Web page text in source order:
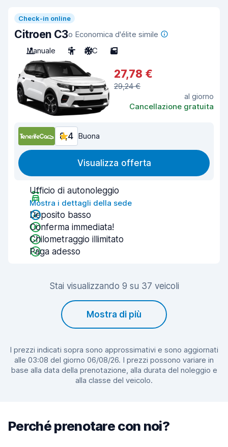
Check-in online
Citroen C3o Economica d'élite simile
Manuale
5 A/C 5
27,78 €
29,24 €
al giorno
Cancellazione gratuita
8,4 Buona
Visualizza offerta
Ufficio di autonoleggio
Mostra i dettagli della sede
Deposito basso
Conferma immediata!
Chilometraggio illimitato
Paga adesso
Stai visualizzando 9 su 37 veicoli
Mostra di più
I prezzi indicati sopra sono approssimativi e sono aggiornati
alle 03:08 del giorno 06/08/26. I prezzi possono variare in
base alla data della prenotazione, alla durata del noleggio e
alla classe del veicolo.
Perché prenotare con noi?